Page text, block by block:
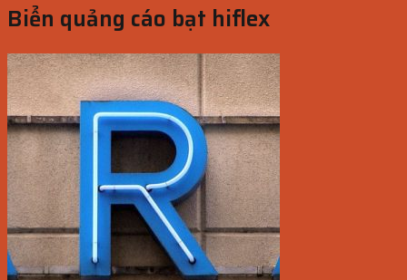
Biển quảng cáo bạt hiflex